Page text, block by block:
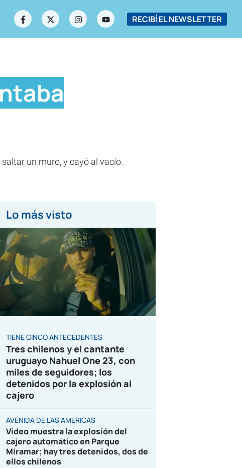
RECIBÍ EL NEWSLETTER
un muro, y cayó al vacío.
Lo más visto
TIENE CINCO ANTECEDENTES
Tres chilenos y el cantante
uruguayo Nahuel One 23, con
miles de seguidores; los
detenidos por la explosión al
cajero
AVENIDA DE LAS AMÉRICAS
Video muestra la explosión del
cajero automático en Parque
Miramar; hay tres detenidos, dos de
ellos chilenos